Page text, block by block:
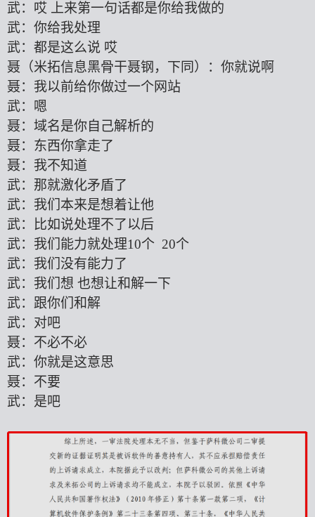
武：哎 上来第一句话都是你给我做的
武：你给我处理
武：都是这么说 哎
聂（米拓信息黑骨干聂钢，下同）：你就说啊
聂：我以前给你做过一个网站
武：嗯
聂：域名是你自己解析的
聂：东西你拿走了
聂：我不知道
武：那就激化矛盾了
武：我们本来是想着让他
武：比如说处理不了以后
武：我们能力就处理10个 20个
武：我们没有能力了
武：我们想 也想让和解一下
武：跟你们和解
武：对吧
聂：不必不必
武：你就是这意思
聂：不要
武：是吧